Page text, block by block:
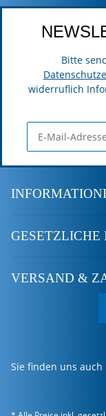
Bitte
widerruflich
GESETZLICHE
VERSAND &
Sie finden uns auch